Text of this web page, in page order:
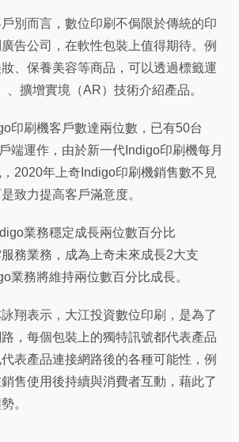
別而言，數位印刷不侷限於傳統的印
告公司，在軟性包裝上值得期待。例
、保養美容等商品，可以透過標籤運
、擴增實境（AR）技術介紹產品。
印刷機客戶數達兩位數，已有50台
端運作，由於新一代Indigo印刷機每月
2020年上奇Indigo印刷機銷售數不見
致力提高客戶滿意度。
業務穩定成長兩位數百分比
服務業務，成為上奇未來成長2大支
業務將維持兩位數百分比成長。
翔表示，大江投資數位印刷，是為了
，每個包裝上的獨特訊號都代表產品
表產品連接網路後的各種可能性，例
售使用後持續與消費者互動，藉此了
。